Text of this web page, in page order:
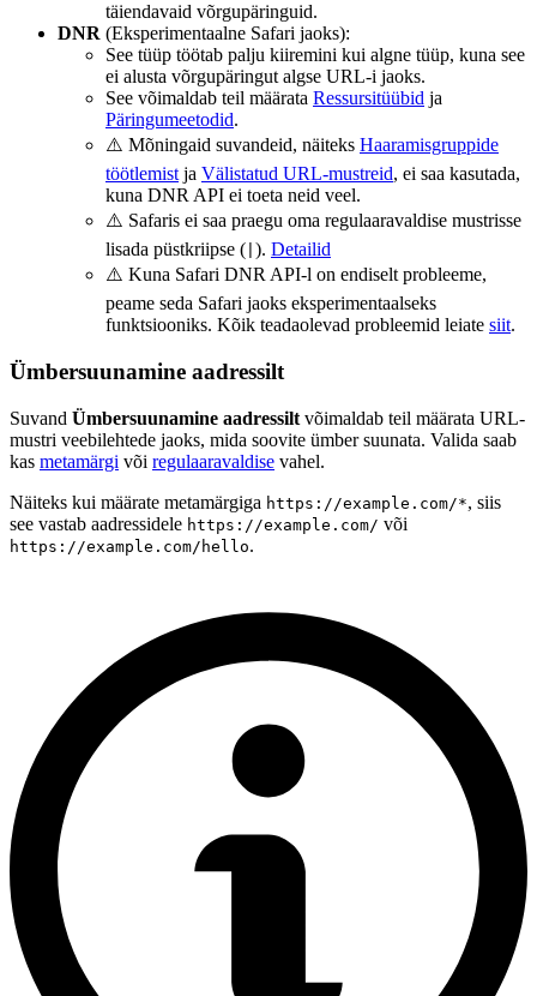
täiendavaid võrgupäringuid.
DNR (Eksperimentaalne Safari jaoks):
See tüüp töötab palju kiiremini kui algne tüüp, kuna see
ei alusta võrgupäringut algse URL-i jaoks.
See võimaldab teil määrata Ressursitüübid ja
Päringumeetodid.
⚠️ Mõningaid suvandeid, näiteks Haaramisgruppide
töötlemist ja Välistatud URL-mustreid, ei saa kasutada,
kuna DNR API ei toeta neid veel.
⚠️ Safaris ei saa praegu oma regulaaravaldise mustrisse
lisada püstkriipse ( ). Detailid
⚠️ Kuna Safari DNR API-l on endiselt probleeme,
peame seda Safari jaoks eksperimentaalseks
funktsiooniks. Kõik teadaolevad probleemid leiate siit.
Ümbersuunamine aadressilt
Suvand Ümbersuunamine aadressilt võimaldab teil määrata URL-
mustri veebilehtede jaoks, mida soovite ümber suunata. Valida saab
kas metamärgi või regulaaravaldise vahel.
Näiteks kui määrate metamärgiga https://example.com/*, siis
see vastab aadressidele https://example.com/ või
https://example.com/hello.